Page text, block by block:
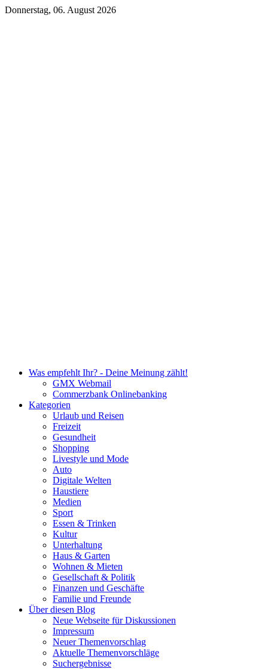
Donnerstag, 06. August 2026
Was empfehlt Ihr? - Deine Meinung zählt!
GMX Webmail
Commerzbank Onlinebanking
Kategorien
Urlaub und Reisen
Freizeit
Gesundheit
Shopping
Livestyle und Mode
Auto
Digitale Welten
Haustiere
Medien
Sport
Essen & Trinken
Kultur
Unterhaltung
Haus & Garten
Wohnen & Mieten
Gesellschaft & Politik
Finanzen und Geschäfte
Familie und Freunde
Über diesen Blog
Neue Webseite für Diskussionen
Impressum
Neuer Themenvorschlag
Aktuelle Themenvorschläge
Suchergebnisse